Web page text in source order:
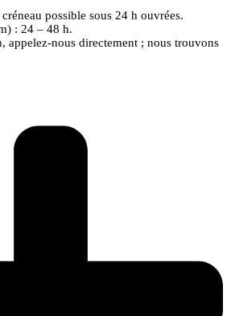
possible sous 24 h ouvrées.
: 24 – 48 h.
appelez-nous directement ; nous trouvons